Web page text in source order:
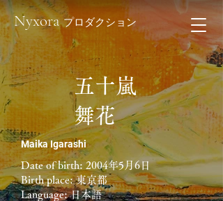
Nyxora プロダクション
五十嵐
舞花
​Maika Igarashi
Date of birth: 2004年5月6日
Birth place: 東京都
Language: 日本語